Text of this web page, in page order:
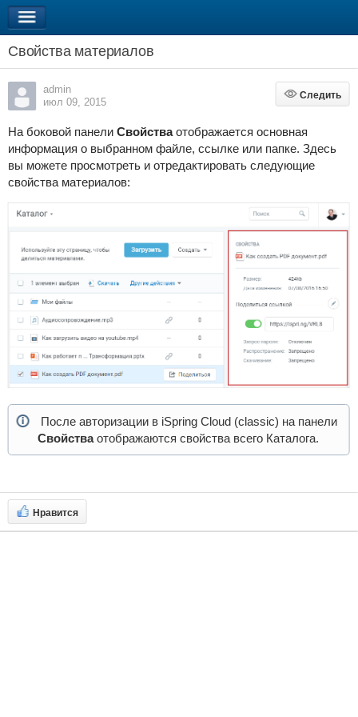
Свойства материалов
admin
июл 09, 2015
Следить
Следить
На боковой панели Свойстваотображается основная
информация о выбранном файле, ссылке или папке. Здесь
вы можете просмотреть и отредактировать следующие
свойства материалов:
После авторизации в iSpring Cloud (classic) на панели
Свойстваотображаются свойства всего Каталога.
Нравится